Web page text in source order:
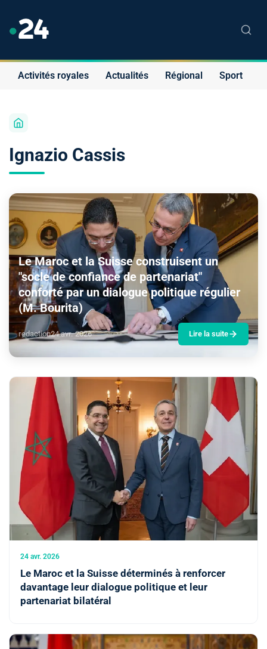
Activités royales Actualités Régional Sport
Ignazio Cassis
Le Maroc et la Suisse construisent un
"socle de confiance de partenariat"
conforté par un dialogue politique régulier
(M. Bourita)
redaction24 avr. 2026 Lire la suite
24 avr. 2026
Le Maroc et la Suisse déterminés à renforcer
davantage leur dialogue politique et leur
partenariat bilatéral